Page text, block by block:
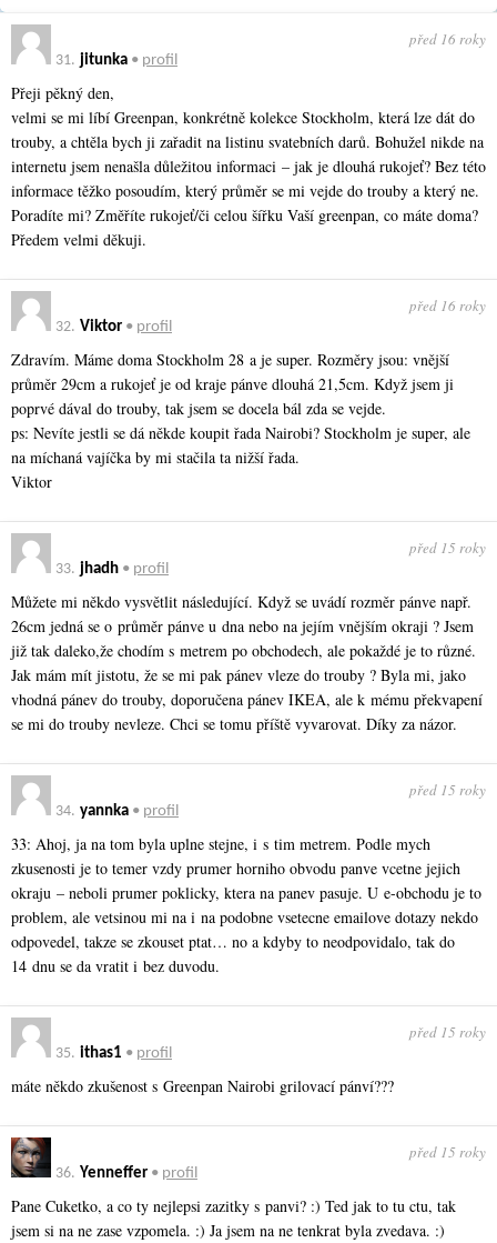
31. jitunka • profil
před 16 roky
Přeji pěkný den,
velmi se mi líbí Greenpan, konkrétně kolekce Stockholm, která lze dát do
trouby, a chtěla bych ji zařadit na listinu svatebních darů. Bohužel nikde na
internetu jsem nenašla důležitou informaci – jak je dlouhá rukojeť? Bez této
informace těžko posoudím, který průměr se mi vejde do trouby a který ne.
Poradíte mi? Změříte rukojeť/či celou šířku Vaší greenpan, co máte doma?
Předem velmi děkuji.
32. Viktor • profil
před 16 roky
Zdravím. Máme doma Stockholm 28 a je super. Rozměry jsou: vnější
průměr 29cm a rukojeť je od kraje pánve dlouhá 21,5cm. Když jsem ji
poprvé dával do trouby, tak jsem se docela bál zda se vejde.
ps: Nevíte jestli se dá někde koupit řada Nairobi? Stockholm je super, ale
na míchaná vajíčka by mi stačila ta nižší řada.
Viktor
33. jhadh • profil
před 15 roky
Můžete mi někdo vysvětlit následující. Když se uvádí rozměr pánve např.
26cm jedná se o průměr pánve u dna nebo na jejím vnějším okraji ? Jsem
již tak daleko,že chodím s metrem po obchodech, ale pokaždé je to různé.
Jak mám mít jistotu, že se mi pak pánev vleze do trouby ? Byla mi, jako
vhodná pánev do trouby, doporučena pánev IKEA, ale k mému překvapení
se mi do trouby nevleze. Chci se tomu příště vyvarovat. Díky za názor.
34. yannka • profil
před 15 roky
33: Ahoj, ja na tom byla uplne stejne, i s tim metrem. Podle mych
zkusenosti je to temer vzdy prumer horniho obvodu panve vcetne jejich
okraju – neboli prumer poklicky, ktera na panev pasuje. U e-obchodu je to
problem, ale vetsinou mi na i na podobne vsetecne emailove dotazy nekdo
odpovedel, takze se zkouset ptat… no a kdyby to neodpovidalo, tak do
14 dnu se da vratit i bez duvodu.
35. ithas1 • profil
před 15 roky
máte někdo zkušenost s Greenpan Nairobi grilovací pánví???
36. Yenneffer • profil
před 15 roky
Pane Cuketko, a co ty nejlepsi zazitky s panvi? :) Ted jak to tu ctu, tak
jsem si na ne zase vzpomela. :) Ja jsem na ne tenkrat byla zvedava. :)